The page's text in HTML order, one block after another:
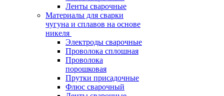
Ленты сварочные
Материалы для сварки
чугуна и сплавов на основе
никеля
Электроды сварочные
Проволока сплошная
Проволока
порошковая
Прутки присадочные
Флюс сварочный